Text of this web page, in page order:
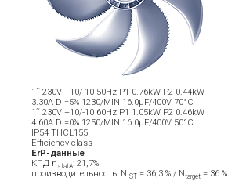
1˜ 230V +10/-10 50Hz P1 0.76kW P2 0.44kW
3.30A DI=5% 1230/MIN 16.0µF/400V 70°C
1˜ 230V +10/-10 60Hz P1 1.05kW P2 0.46kW
4.60A DI=0% 1250/MIN 16.0µF/400V 50°C
IP54 THCL155
Efficiency class -
ErP-данные
КПД η statA: 21,7%
производительность: N IST = 36,3 % / Ntarget = 36 %